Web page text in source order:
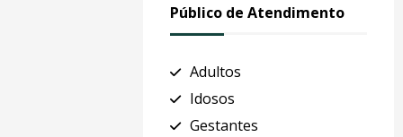
Público de Atendimento
Adultos
Idosos
Gestantes